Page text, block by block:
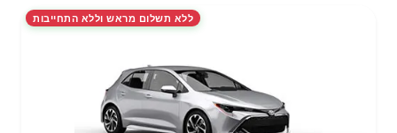
ללא תשלום מראש וללא התחייבות